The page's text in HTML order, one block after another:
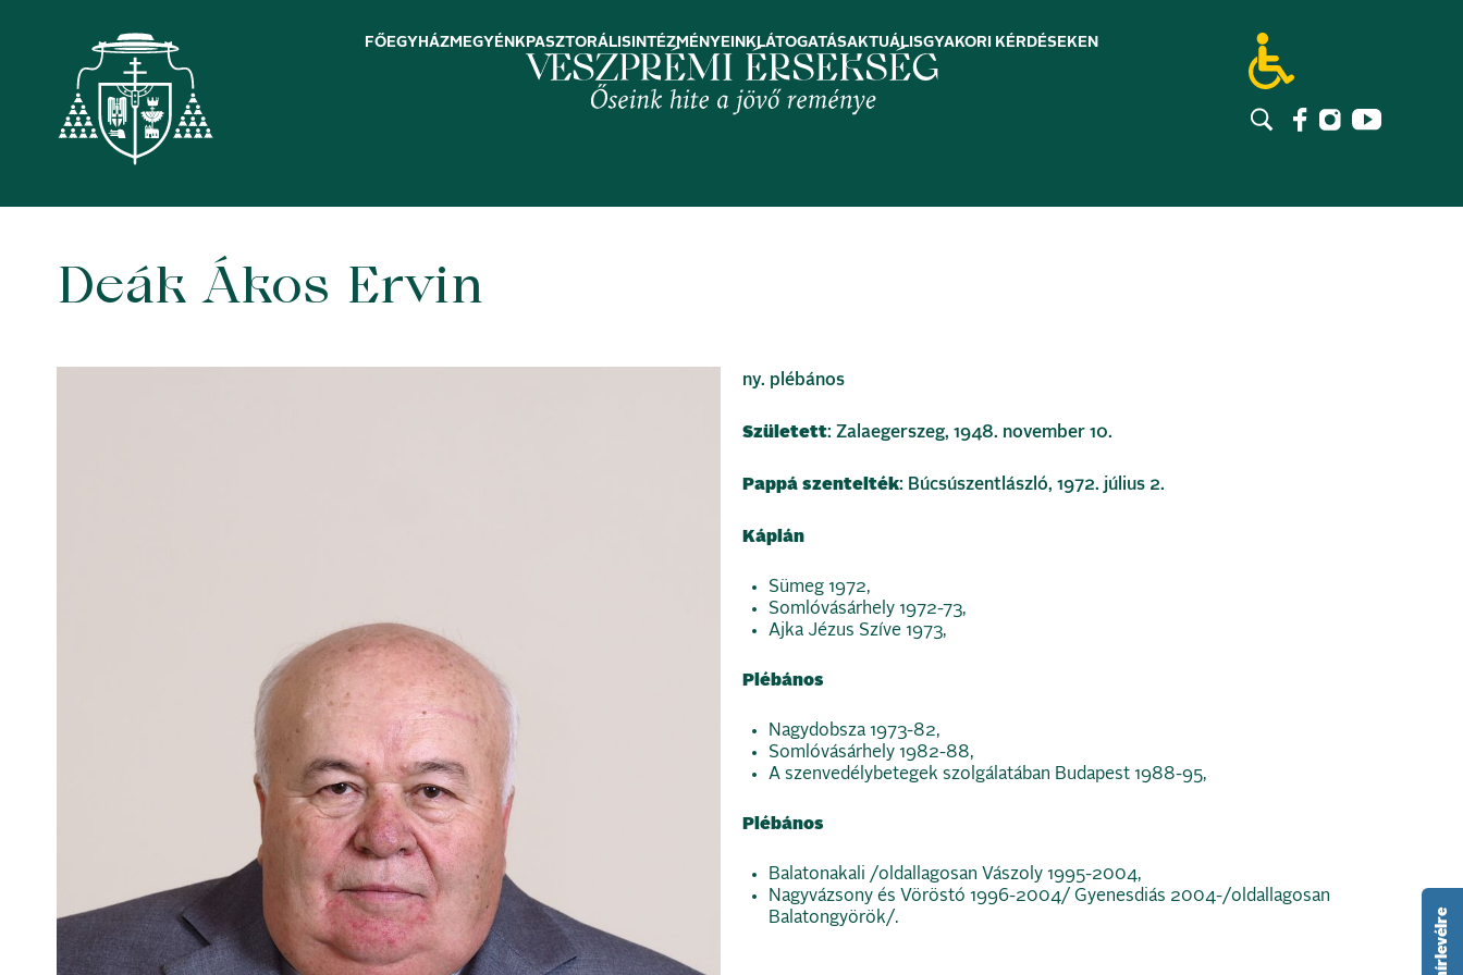
FŐEGYHÁZMEGYÉNK PASZTORÁLIS INTÉZMÉNYEINK LÁTOGATÁSAKTUÁLISGYAKORI KÉRDÉSEK EN
Deák Ákos Ervin
ny. plébános
Született: Zalaegerszeg, 1948. november 10.
Pappá szentelték: Búcsúszentlászló, 1972. július 2.
Káplán
Sümeg 1972,
Somlóvásárhely 1972-73,
Ajka Jézus Szíve 1973,
Plébános
Nagydobsza 1973-82,
Somlóvásárhely 1982-88,
A szenvedélybetegek szolgálatában Budapest 1988-95,
Plébános
Balatonakali /oldallagosan Vászoly 1995-2004,
Nagyvázsony és Vöröstó 1996-2004/ Gyenesdiás 2004-/oldallagosan
Balatongyörök/.